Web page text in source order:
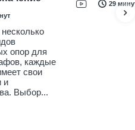
10 минут
основных видов
регулируемых опор для
столов и шкафов, каждые
из которых имеет свои
особенности и
преимущества. Выбор